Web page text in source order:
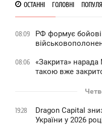
ОСТАННІ ГОЛОВНІ
08:09
РФ формує бойові
08:06
«Закрита»
такою вже
19:28
Dragon Capital
України у 2026